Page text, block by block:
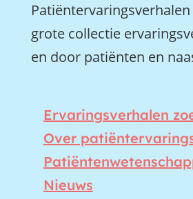
grote collectie
en door patiënten en
Ervaringsverhalen
Over
Nieuws